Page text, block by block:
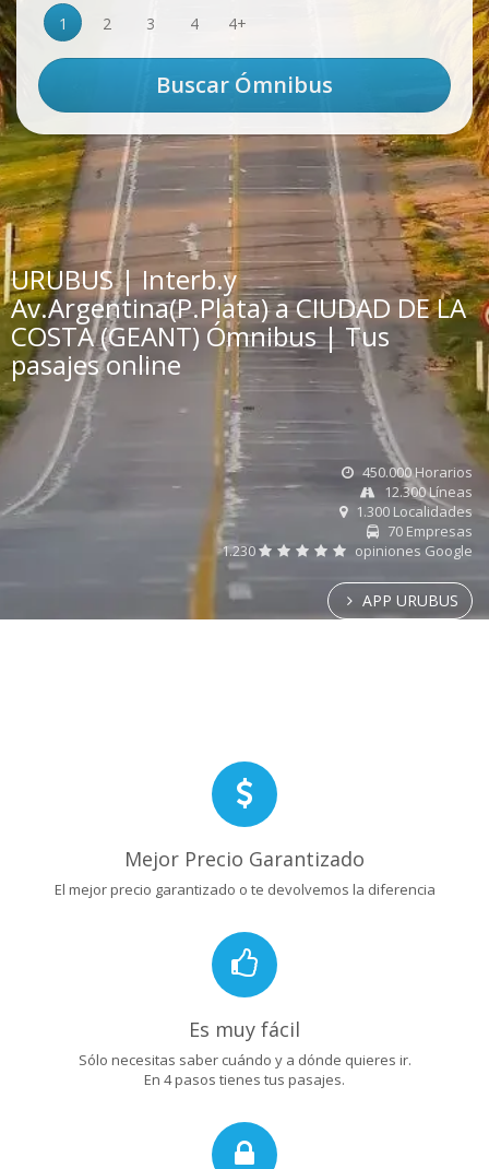
1
2 3 4 4+
URUBUS | Interb.y
Av.Argentina(P.Plata) a CIUDAD DE LA
COSTA (GEANT) Ómnibus | Tus
pasajes online
450.000 Horarios
12.300 Líneas
1.300 Localidades
70 Empresas
1.230
opiniones Google
APP URUBUS
Mejor Precio Garantizado
El mejor precio garantizado o te devolvemos la diferencia
Es muy fácil
Sólo necesitas saber cuándo y a dónde quieres ir.
En 4 pasos tienes tus pasajes.